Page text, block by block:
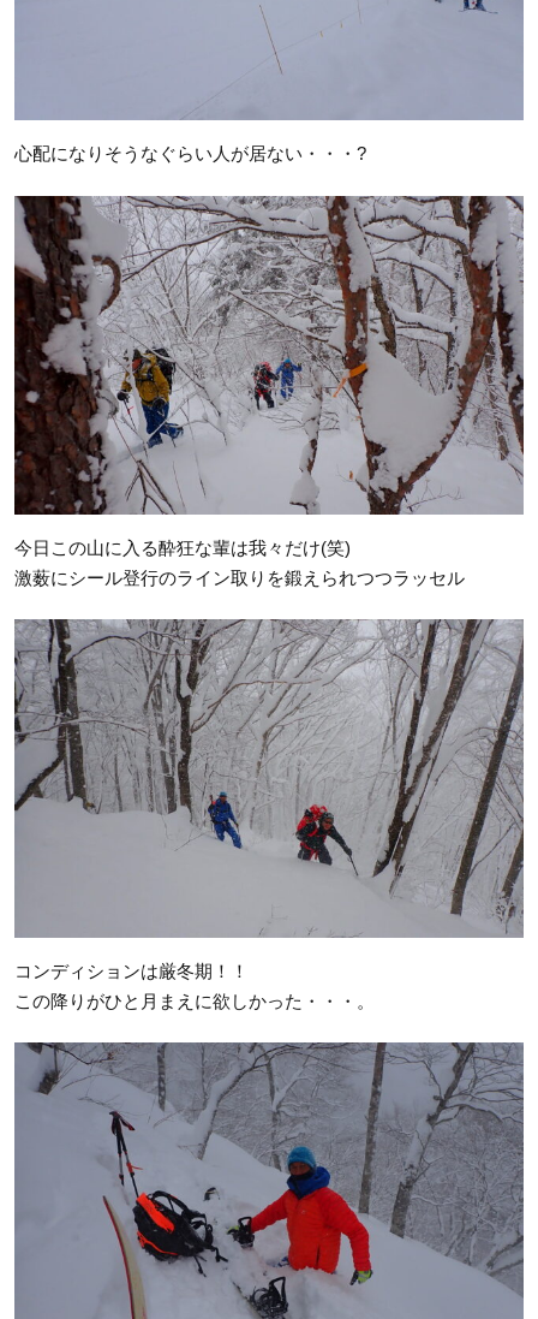
心配になりそうなぐらい人が居ない・・・?
今日この山に入る酔狂な輩は我々だけ(笑)
激薮にシール登行のライン取りを鍛えられつつラッセル
コンディションは厳冬期！！
この降りがひと月まえに欲しかった・・・。